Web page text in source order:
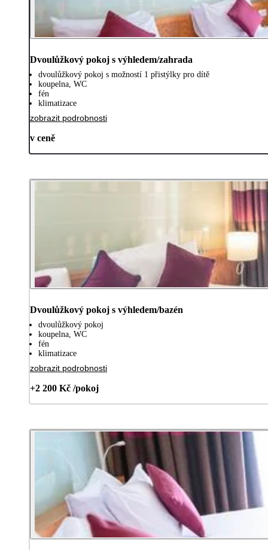
Dvoulůžkový pokoj s výhledem/zahrada
dvoulůžkový pokoj s možností 1 přistýlky pro dítě
koupelna, WC
fén
klimatizace
zobrazit podrobnosti
v ceně
Dvoulůžkový pokoj s výhledem/bazén
dvoulůžkový pokoj
koupelna, WC
fén
klimatizace
zobrazit podrobnosti
+2 200 Kč /pokoj